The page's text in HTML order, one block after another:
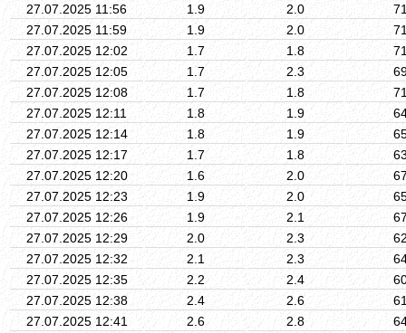
27.07.2025 11:56
1.9 2.0
27.07.2025 11:59
1.9 2.0
27.07.2025 12:02
1.7 1.8
27.07.2025 12:05
1.7 2.3
27.07.2025 12:08
1.7 1.8
27.07.2025 12:11
1.8 1.9
27.07.2025 12:14
1.8 1.9
27.07.2025 12:17
1.7 1.8
27.07.2025 12:20
1.6 2.0
27.07.2025 12:23
1.9 2.0
27.07.2025 12:26
1.9 2.1
27.07.2025 12:29
2.0 2.3
27.07.2025 12:32
2.1 2.3
27.07.2025 12:35
2.2 2.4
27.07.2025 12:38
2.4 2.6
27.07.2025 12:41
2.6 2.8